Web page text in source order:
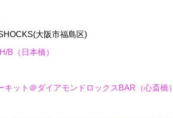
大阪市福島区)
B（日本橋）
ット＠ダイアモンドロックスBAR（心斎橋）